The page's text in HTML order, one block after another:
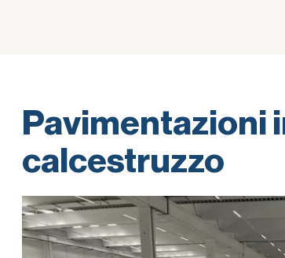
Pavimentazioni
calcestruzzo